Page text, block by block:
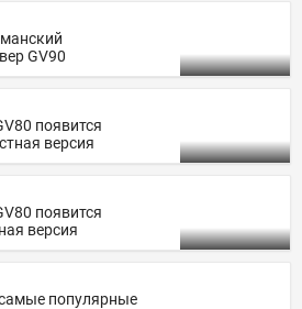
GV90
появится
версия
появится
версия
популярные